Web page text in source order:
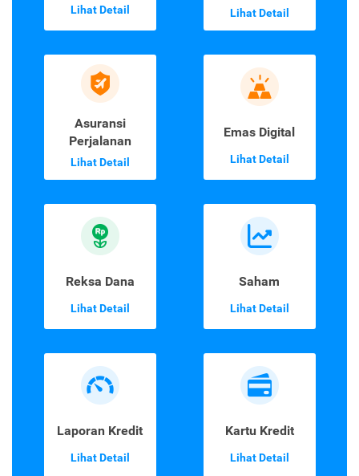
Lihat Detail Lihat Detail
Asuransi
Perjalanan
Lihat Detail
Emas Digital
Lihat Detail
Reksa Dana
Lihat Detail
Saham
Lihat Detail
Laporan Kredit
Lihat Detail
Kartu Kredit
Lihat Detail